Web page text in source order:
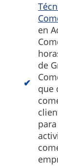
en
de
que